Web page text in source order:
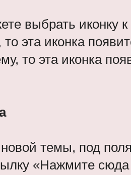
выбрать
то эта иконка
то эта иконка
темы, под
«Нажмите